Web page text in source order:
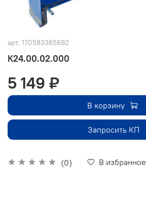
арт. 170583365692
К24.00.02.000
(0) В избранное
5 149 ₽
В корзину
Запросить КП